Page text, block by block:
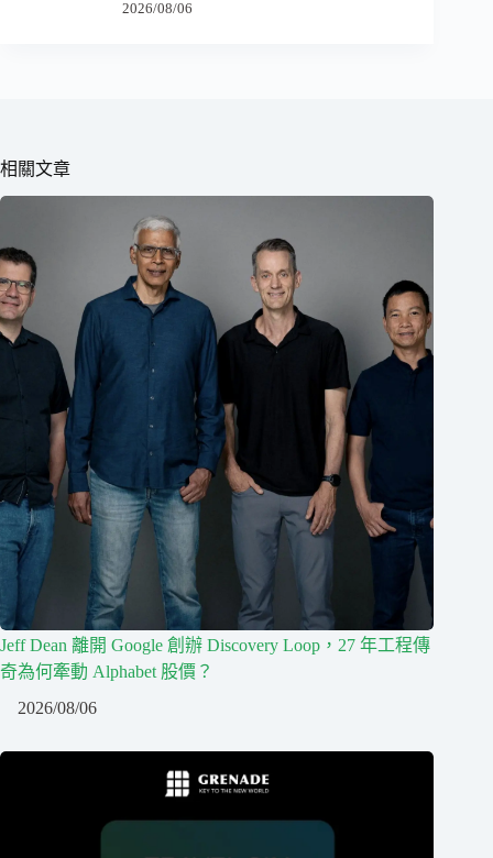
2026/08/06
相關文章
Jeff Dean 離開 Google 創辦 Discovery Loop，27 年工程傳
奇為何牽動 Alphabet 股價？
2026/08/06